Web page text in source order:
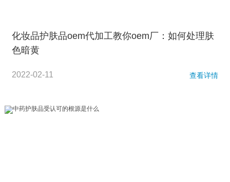
化妆品护肤品oem代加工教你oem厂：如何处理肤
色暗黄
2022-02-11 查看详情